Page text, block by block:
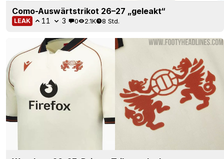
Como-Auswärtstrikot 26–27 „geleakt“
LEAK 11 3 0 2.1K 8 Std.